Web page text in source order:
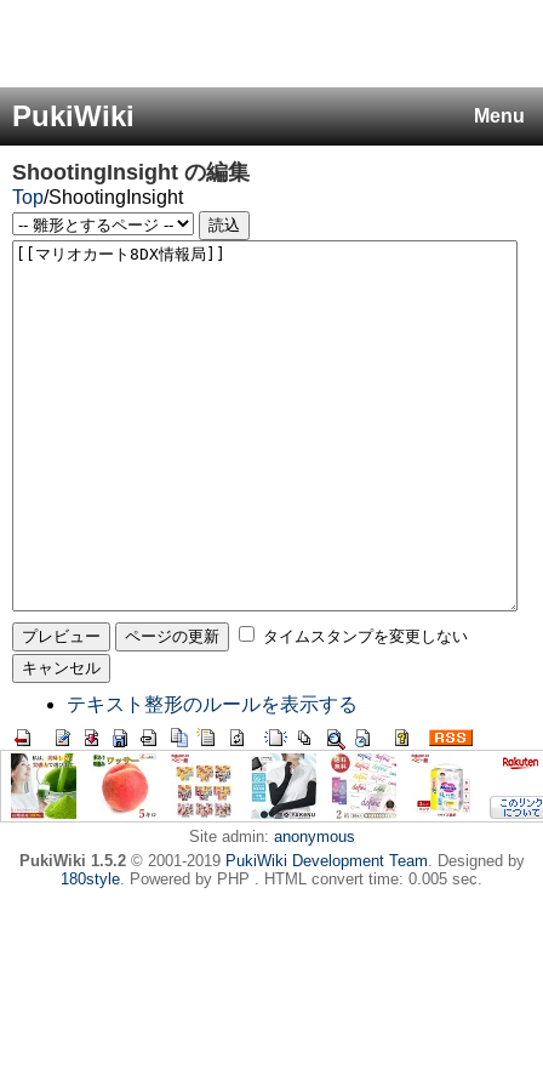
Menu
PukiWiki
ShootingInsight の編集
Top/ShootingInsight
タイムスタンプを変更しない
テキスト整形のルールを表示する
Site admin: anonymous
PukiWiki 1.5.2© 2001-2019 PukiWiki Development Team. Designed by
180style. Powered by PHP . HTML convert time: 0.005 sec.